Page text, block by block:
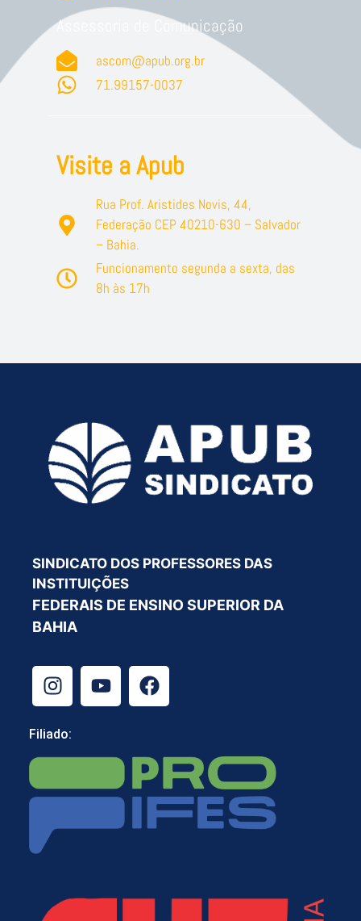
Assessoria de Comunicação
ascom@apub.org.br
71.99157-0037
Visite a Apub
Rua Prof. Aristides Novis, 44,
Federação CEP 40210-630 – Salvador
– Bahia.
Funcionamento segunda a sexta, das
8h às 17h
SINDICATO DOS PROFESSORES DAS
INSTITUIÇÕES
FEDERAIS DE ENSINO SUPERIOR DA
BAHIA
Filiado: